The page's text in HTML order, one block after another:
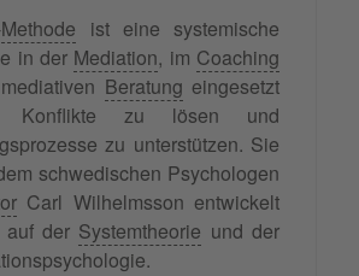
ist eine systemische
in der Mediation, im Coaching
Beratung eingesetzt
Konflikte zu lösen und
zu unterstützen. Sie
schwedischen Psychologen
Carl Wilhelmsson entwickelt
auf der Systemtheorie und der